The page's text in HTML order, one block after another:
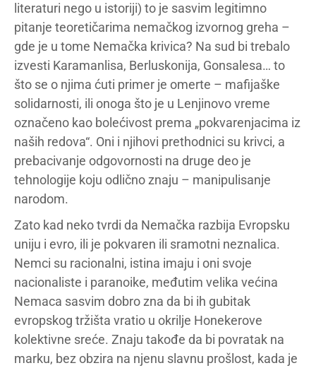
literaturi nego u istoriji) to je sasvim legitimno
pitanje teoretičarima nemačkog izvornog greha –
gde je u tome Nemačka krivica? Na sud bi trebalo
izvesti Karamanlisa, Berluskonija, Gonsalesa… to
što se o njima ćuti primer je omerte – mafijaške
solidarnosti, ili onoga što je u Lenjinovo vreme
označeno kao bolećivost prema „pokvarenjacima iz
naših redova“. Oni i njihovi prethodnici su krivci, a
prebacivanje odgovornosti na druge deo je
tehnologije koju odlično znaju – manipulisanje
narodom.
Zato kad neko tvrdi da Nemačka razbija Evropsku
uniju i evro, ili je pokvaren ili sramotni neznalica.
Nemci su racionalni, istina imaju i oni svoje
nacionaliste i paranoike, međutim velika većina
Nemaca sasvim dobro zna da bi ih gubitak
evropskog tržišta vratio u okrilje Honekerove
kolektivne sreće. Znaju takođe da bi povratak na
marku, bez obzira na njenu slavnu prošlost, kada je